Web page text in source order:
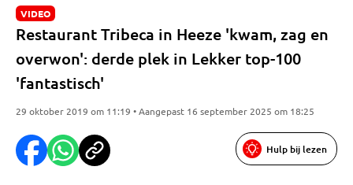
VIDEO
Restaurant Tribeca in Heeze 'kwam, zag en
overwon': derde plek in Lekker top-100
'fantastisch'
29 oktober 2019 om 11:19 • Aangepast 16 september 2025 om 18:25
Hulp bij lezen